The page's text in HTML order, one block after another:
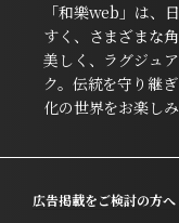
「和樂web」は、
すく、さまざまな
美しく、ラグジュ
ク。伝統を守り継
化の世界をお楽しみ
広告掲載をご検討の方へ